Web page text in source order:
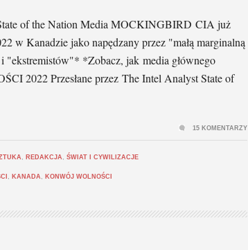
of the Nation Media MOCKINGBIRD CIA już
w Kanadzie jako napędzany przez "małą marginalną
*Zobacz, jak media głównego
2022 Przesłane przez The Intel Analyst State of
, REDAKCJA , ŚWIAT I CYWILIZACJE
, KANADA , KONWÓJ WOLNOŚCI
15 KOMENTARZY